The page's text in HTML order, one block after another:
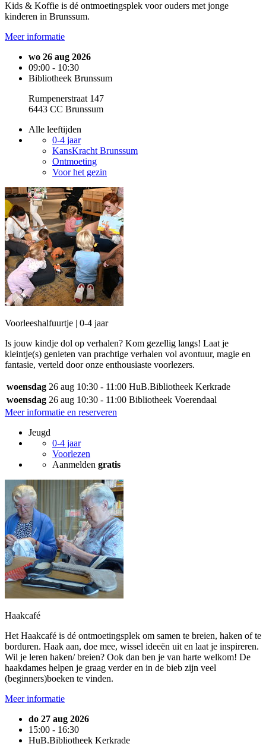
Kids & Koffie is dé ontmoetingsplek voor ouders met jonge
kinderen in Brunssum.
Meer informatie
wo 26 aug 2026
09:00 - 10:30
Bibliotheek Brunssum
Rumpenerstraat 147
6443 CC Brunssum
Alle leeftijden
0-4 jaar
KansKracht Brunssum
Ontmoeting
Voor het gezin
Voorleeshalfuurtje | 0-4 jaar
Is jouw kindje dol op verhalen? Kom gezellig langs! Laat je
kleintje(s) genieten van prachtige verhalen vol avontuur, magie en
fantasie, verteld door onze enthousiaste voorlezers.
woensdag 26 aug 10:30 - 11:00 HuB.Bibliotheek Kerkrade
woensdag 26 aug 10:30 - 11:00 Bibliotheek Voerendaal
Meer informatie en reserveren
Jeugd
0-4 jaar
Voorlezen
Aanmelden gratis
Haakcafé
Het Haakcafé is dé ontmoetingsplek om samen te breien, haken of te
borduren. Haak aan, doe mee, wissel ideeën uit en laat je inspireren.
Wil je leren haken/ breien? Ook dan ben je van harte welkom! De
haakdames helpen je graag verder en in de bieb zijn veel
(beginners)boeken te vinden.
Meer informatie
do 27 aug 2026
15:00 - 16:30
HuB.Bibliotheek Kerkrade